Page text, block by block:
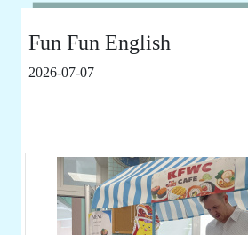
Fun Fun English
2026-07-07